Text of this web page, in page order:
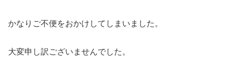
かなりご不便をおかけしてしまいました。
大変申し訳ございませんでした。